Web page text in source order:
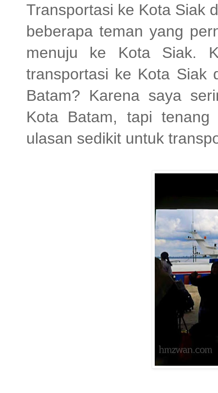
Transportasi ke Kota Siak
beberapa teman yang
menuju ke Kota Siak.
transportasi ke Kota Siak
Batam? Karena saya
Kota Batam, tapi
ulasan sedikit untuk